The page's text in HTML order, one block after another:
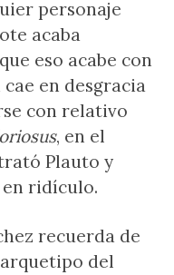
personaje
acaba
eso acabe con
en desgracia
con relativo
, en el
Plauto y
ridículo.
recuerda de
del